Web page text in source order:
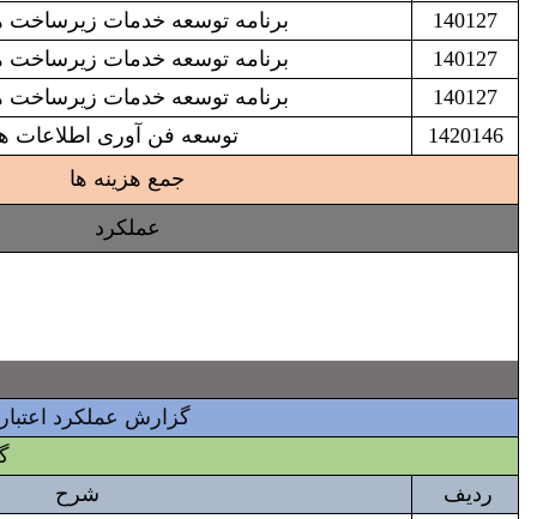
140127
برنامه توسعه خدمات زیرساخت
140127
برنامه توسعه خدمات زیرساخت
140127
برنامه توسعه خدمات زیرساخت
1420146
توسعه فن آوری اطلاعات
جمع هزینه ها
عملکرد
گزارش عملکرد
ردیف
شرح